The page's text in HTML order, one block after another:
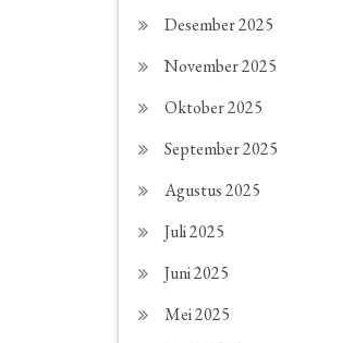
Desember 2025
November 2025
Oktober 2025
September 2025
Agustus 2025
Juli 2025
Juni 2025
Mei 2025